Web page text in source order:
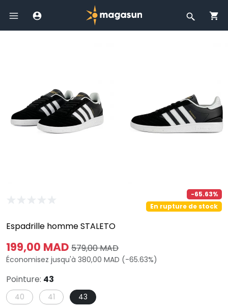
-65.63%
En rupture de stock
Espadrille homme STALETO
199,00 MAD 579,00 MAD
Économisez jusqu'à 380,00 MAD (-65.63%)
Pointure: 43
40 41 43